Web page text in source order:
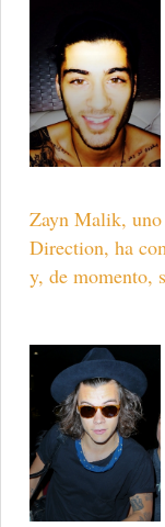
Zayn Malik, uno
Direction, ha
y, de momento,